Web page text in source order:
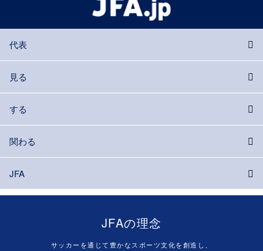
代表
見る
する
関わる
JFA
JFAの理念
サッカーを通じて豊かなスポーツ文化を創造し、